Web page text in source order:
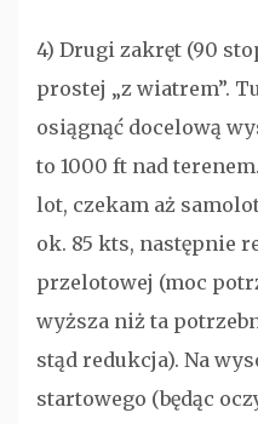
4) Drugi zakręt (90
prostej „z wiatrem”.
osiągnąć docelową
to 1000 ft nad
lot, czekam aż
ok. 85 kts, następnie
przelotowej (moc
wyższa niż ta
stąd redukcja). Na
startowego (będąc